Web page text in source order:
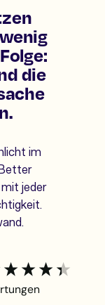
die
im
jeder